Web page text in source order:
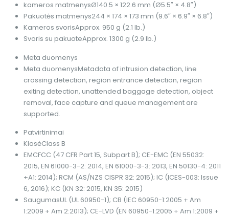
kameros matmenysØ140.5 × 122.6 mm (Ø5.5″ × 4.8″)
Pakuotės matmenys244 × 174 × 173 mm (9.6″ × 6.9″ × 6.8″)
Kameros svorisApprox. 950 g (2.1 lb.)
Svoris su pakuoteApprox. 1300 g (2.9 lb.)
Meta duomenys
Meta duomenysMetadata of intrusion detection, line
crossing detection, region entrance detection, region
exiting detection, unattended baggage detection, object
removal, face capture and queue management are
supported.
Patvirtinimai
KlasėClass B
EMCFCC (47 CFR Part 15, Subpart B); CE-EMC (EN 55032:
2015, EN 61000-3-2: 2014, EN 61000-3-3: 2013, EN 50130-4: 2011
+A1: 2014); RCM (AS/NZS CISPR 32: 2015); IC (ICES-003: Issue
6, 2016); KC (KN 32: 2015, KN 35: 2015)
SaugumasUL (UL 60950-1); CB (IEC 60950-1:2005 + Am
1:2009 + Am 2:2013); CE-LVD (EN 60950-1:2005 + Am 1:2009 +